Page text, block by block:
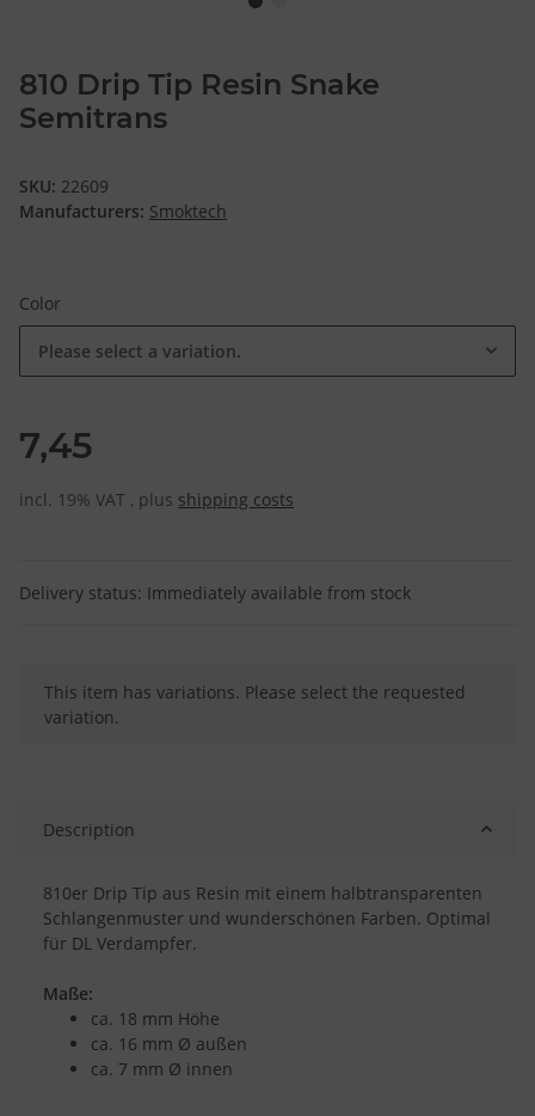
810 Drip Tip Resin Snake
Semitrans
SKU: 22609
Manufacturers: Smoktech
Color
Please select a variation.
7,45
incl. 19% VAT , plus shipping costs
Delivery status: Immediately available from stock
x
This item has variations. Please select the requested
variation.
Description
810er Drip Tip aus Resin mit einem halbtransparenten
Schlangenmuster und wunderschönen Farben. Optimal
für DL Verdampfer.
Maße:
ca. 18 mm Höhe
ca. 16 mm Ø außen
ca. 7 mm Ø innen